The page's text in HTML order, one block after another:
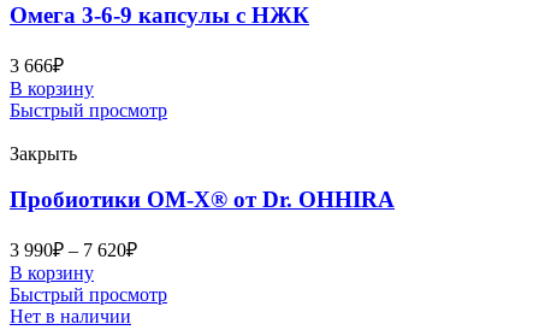
Омега 3-6-9 капсулы с НЖК
3 666₽
В корзину
Быстрый просмотр
Закрыть
Пробиотики OM-X® от Dr. OHHIRА
3 990₽ – 7 620₽
В корзину
Быстрый просмотр
Нет в наличии